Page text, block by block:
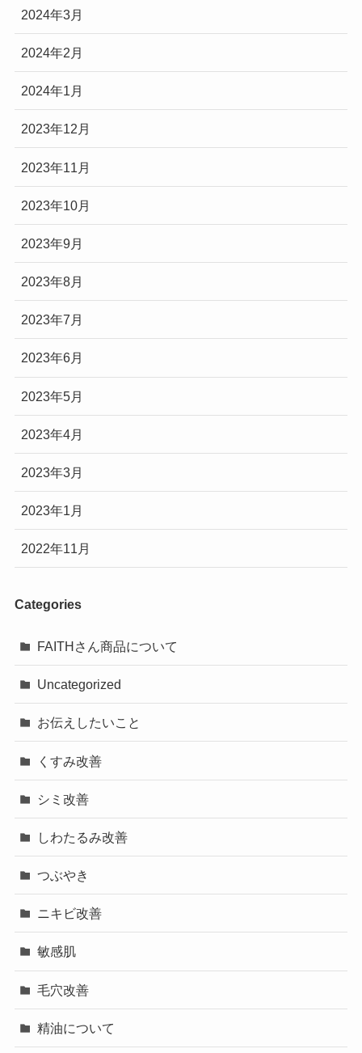
2024年3月
2024年2月
2024年1月
2023年12月
2023年11月
2023年10月
2023年9月
2023年8月
2023年7月
2023年6月
2023年5月
2023年4月
2023年3月
2023年1月
2022年11月
Categories
FAITHさん商品について
Uncategorized
お伝えしたいこと
くすみ改善
シミ改善
しわたるみ改善
つぶやき
ニキビ改善
敏感肌
毛穴改善
精油について